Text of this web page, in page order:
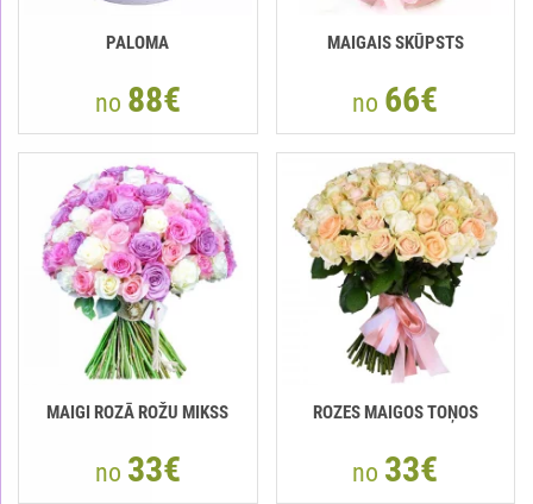
PALOMA
no 88€
MAIGAIS SKŪPSTS
no 66€
MAIGI ROZĀ ROŽU MIKSS
no 33€
ROZES MAIGOS TOŅOS
no 33€